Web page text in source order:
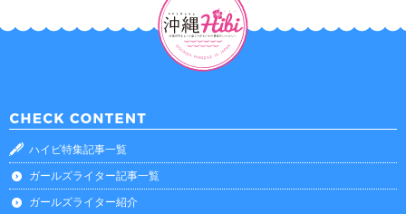
ハイビ特集記事一覧
ガールズライター記事一覧
ガールズライター紹介